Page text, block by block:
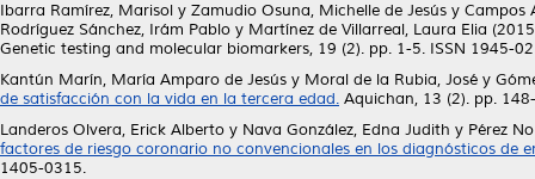
Ibarra Ramírez, Marisol y Zamudio Osuna, Michelle de Jesús y Campos
Rodríguez Sánchez, Irám Pablo y Martínez de Villarreal, Laura Elia
Genetic testing and molecular biomarkers, 19 (2). pp. 1-5. ISSN 1945-
Kantún Marín, María Amparo de Jesús y Moral de la Rubia, José y
de satisfacción con la vida en la tercera edad. Aquichan, 13 (2). pp.
Landeros Olvera, Erick Alberto y Nava González, Edna Judith y Pérez
factores de riesgo coronario no convencionales en los diagnósticos de
1405-0315.